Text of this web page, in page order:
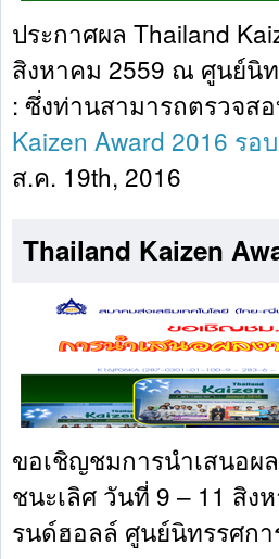
ประกาศผล Thailand
สิงหาคม 2559 ณ ศูนย์นิ
: ซึ่งท่านสามารถตรวจส
Kaizen Award 2016 รอ
ส.ค. 19th, 2016
Thailand Kaizen
ขอเชิญชมการนำเสนอผ
ชนะเลิศ วันที่ 9 – 11 สิง
รนด์ฮอลล์ ศูนย์นิทรรศก